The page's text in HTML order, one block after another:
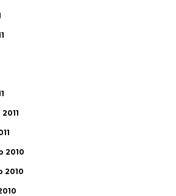
2010
2010